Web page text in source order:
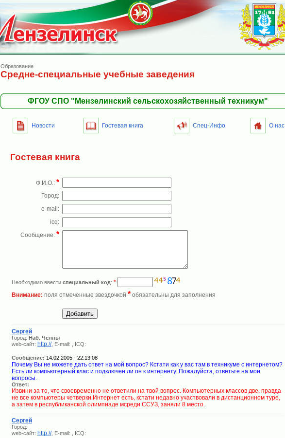
Образование
Средне-специальные учебные заведения
ФГОУ СПО "Мензелинский сельскохозяйственный техникум"
Новости Гостевая книга Спец-Инфо О нас
Гостевая книга
Ф.И.О.: *
Город:
e-mail:
icq:
Сообщение: *
Необходимо ввести специальный код: *
Внимание: поля отмеченные звездочкой * обязательны для заполнения
Сергей
Город: Наб. Челны
web-сайт: http://, E-mail: , ICQ:
Сообщение: 14.02.2005 - 22:13:08
Почему Вы не можете дать ответ на мой вопрос? Кстати как у вас там в техникуме с интернетом?
Есть ли компьютерный клас и подключен ли он к интернету. Пожалуйста, ответьте на мои
вопросы.
Ответ:
Извини за то, что своевременно не ответили на твой вопрос. Компьютерных классов две, правда
не все компьютеры четверки.Интернет есть, кстати недавно участвовали в дистанционном туре,
а затем в республиканской олимпиаде мсреди ССУЗ, заняли 8 место.
Сергей
Город:
web-сайт: http://, E-mail: , ICQ: